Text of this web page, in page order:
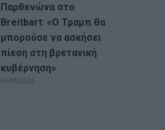
Παρθενώνα στο
Breitbart: «Ο Τραμπ θα
μπορούσε να ασκήσει
πίεση στη βρετανική
κυβέρνηση»
06/08/2026